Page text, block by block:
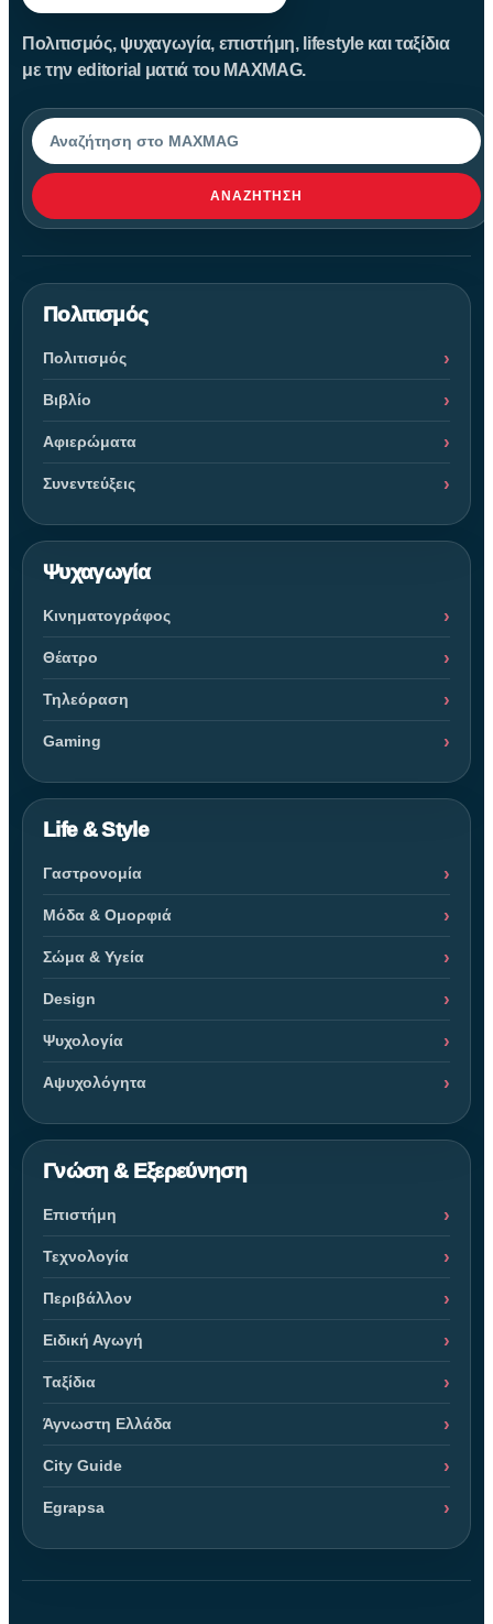
Πολιτισμός, ψυχαγωγία, επιστήμη, lifestyle και ταξίδια
με την editorial ματιά του MAXMAG.
Αναζήτηση
ΑΝΑΖΉΤΗΣΗ
Πολιτισμός
Πολιτισμός
Βιβλίο
Αφιερώματα
Συνεντεύξεις
Ψυχαγωγία
Κινηματογράφος
Θέατρο
Τηλεόραση
Gaming
Life & Style
Γαστρονομία
Μόδα & Ομορφιά
Σώμα & Υγεία
Design
Ψυχολογία
Αψυχολόγητα
Γνώση & Εξερεύνηση
Επιστήμη
Τεχνολογία
Περιβάλλον
Ειδική Αγωγή
Ταξίδια
Άγνωστη Ελλάδα
City Guide
Egrapsa